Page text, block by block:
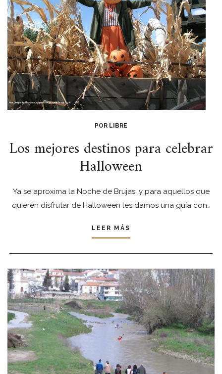
POR LIBRE
Los mejores destinos para celebrar
Halloween
Ya se aproxima la Noche de Brujas, y para aquellos que
quieren disfrutar de Halloween les damos una guía con…
LEER MÁS